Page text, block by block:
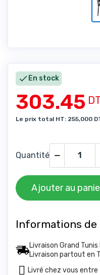
 En stock
303.45
Le prix total HT: 255,000
Quantité
Ajouter au
Informations de
Livraison Grand
Livraison partout en
Livré chez vous